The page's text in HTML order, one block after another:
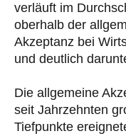
verläuft im
oberhalb der
Akzeptanz bei
und deutlich
Die allgemeine
seit Jahrzehnten
Tiefpunkte